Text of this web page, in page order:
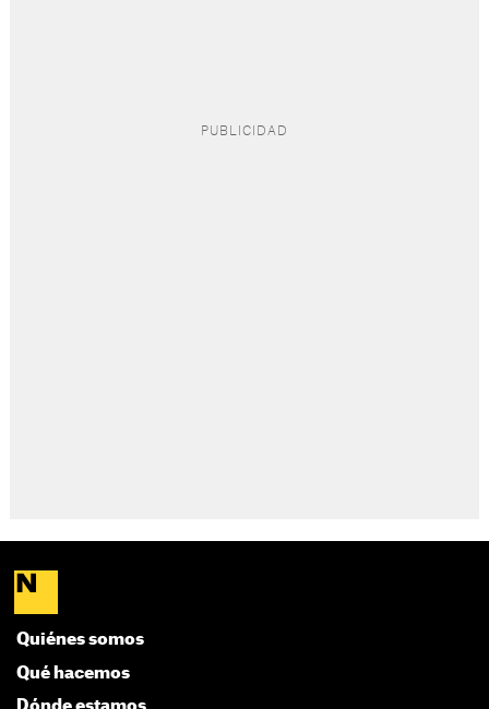
Quiénes somos
Qué hacemos